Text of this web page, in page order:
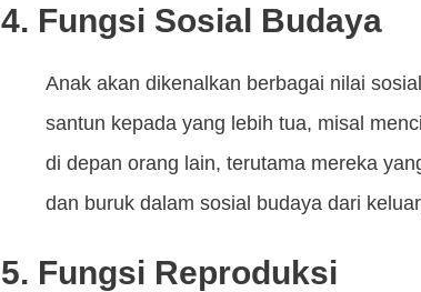
4. Fungsi Sosial Budaya
Anak akan dikenalkan berbagai nilai
santun kepada yang lebih tua, misal
di depan orang lain, terutama mereka
dan buruk dalam sosial budaya dari
5. Fungsi Reproduksi